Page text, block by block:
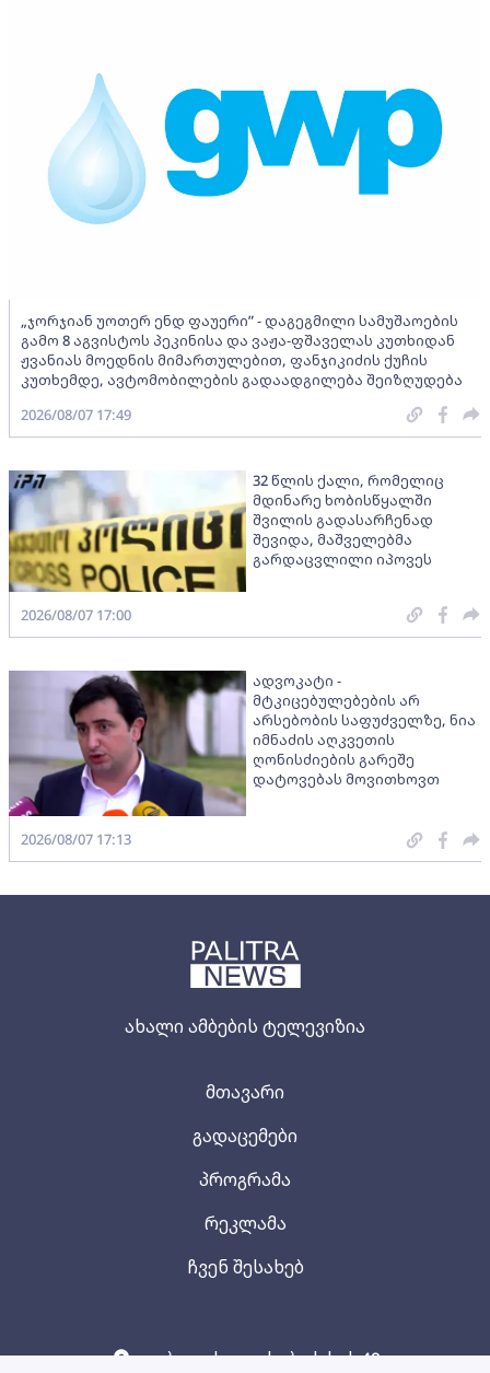
ახალი ამბების ტელევიზია
თბილისი, იოსებიძის ქ. 49
მთავარი
გადაცემები
პროგრამა
რეკლამა
ჩვენ შესახებ
„ჯორჯიან უოთერ ენდ ფაუერი” - დაგეგმილი სამუშაოების
გამო 8 აგვისტოს პეკინისა და ვაჟა-ფშაველას კუთხიდან
ჟვანიას მოედნის მიმართულებით, ფანჯიკიძის ქუჩის
კუთხემდე, ავტომობილების გადაადგილება შეიზღუდება
2026/08/07 17:49
32 წლის ქალი, რომელიც
მდინარე ხობისწყალში
შვილის გადასარჩენად
შევიდა, მაშველებმა
გარდაცვლილი იპოვეს
2026/08/07 17:00
ადვოკატი -
მტკიცებულებების არ
არსებობის საფუძველზე, ნია
იმნაძის აღკვეთის
ღონისძიების გარეშე
დატოვებას მოვითხოვთ
2026/08/07 17:13